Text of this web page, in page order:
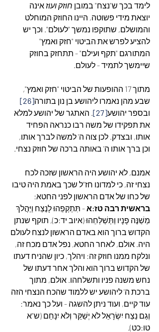
לימד בכך ש"נצח" במובן חוזק ועוז אינה
יוצאת מידי פשוטה, היינו החוזק המוחלט
והמושלם, שתוקפו נמשך "לעולם". וכך יש
להציע לפרש את הביטוי "חזק ואמץ"
המתורגם "תקף ועילם" - תתחזק בחוזק
שיימשך לתמיד - לעולם.
מתוך 17 ההופעות של הביטוי "חזק ואמץ",
שבע מהן נאמרו ליהושע בן נון בתורה[26]
ובספר יהושע[27]
. האתגר של יהושע למלא
את תפקידו של משה רבו כנראה הפחיד
אותו, ובצדק. לכן צוה ה' למשה לברך אותו,
וכן ברך אותו ה' באותה ברכה של חוזק נצחי.
אמנם, לא יהושע היה הראשון שזכה לכח
נצחי זה, כי למדונו חז"ל שכך באמת היה טיבו
של כחו של אדם הראשון לפני החטא:
בראשית רבה טז:א - תִּתְקְפֵהוּ לָנֶצַח וַיַּהֲלֹךְ
מְשַׁנֶּה פָנָיו וַתְּשַׁלְּחֵהוּ (איוב יד:כ), תוקף שנתן
הקדוש ברוך הוא באדם הראשון לנצח לעולם
היה. אולם, לאחר החטא, נפל אדם מכח זה,
ונלקח ממנו חוזק זה: ויהלך, כיון שהניח דעתו
של הקדוש ברוך הוא והלך אחר דעתו של
נחש משנה פניו ותשלחהו. אולם, מתוך
ברכת ה' ליהושע יש ללמוד שהכח הנצחי הזה
עוד קיים, ועוד ניתן להשגה - ועל כך נאמר:
וְגַם נֵצַח יִשְׂרָאֵל לֹא יְשַׁקֵּר וְלֹא יִנָּחֵם (ש"א
טו:כט).